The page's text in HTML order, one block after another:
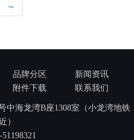
→
品牌分区
新闻资讯
附件下载 联系我们
中海龙湾B座1308室（小龙湾地铁
）
51198321